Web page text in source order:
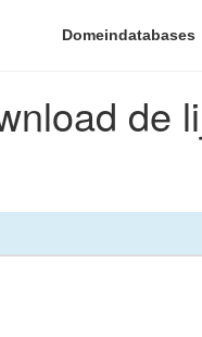
Domeindatabases
de